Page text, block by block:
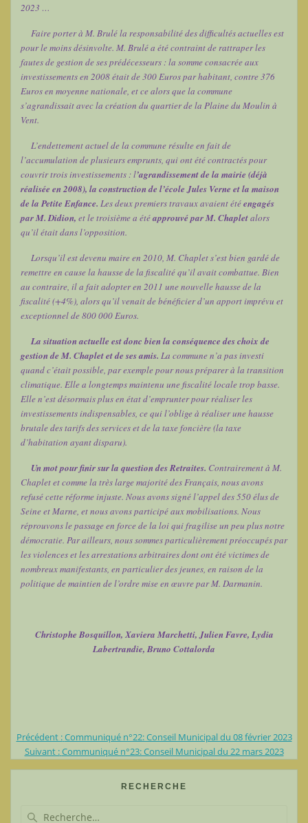
2023 …
Faire porter à M. Brulé la responsabilité des difficultés actuelles est
pour le moins désinvolte. M. Brulé a été contraint de rattraper les
fautes de gestion de ses prédécesseurs : la somme consacrée aux
investissements en 2008 était de 300 Euros par habitant, contre 376
Euros en moyenne nationale, et ce alors que la commune
s’agrandissait avec la création du quartier de la Plaine du Moulin à
Vent.
L’endettement actuel de la commune résulte en fait de
l’accumulation de plusieurs emprunts, qui ont été contractés pour
couvrir trois investissements : l’agrandissement de la mairie (déjà
réalisée en 2008), la construction de l’école Jules Verne et la maison
de la Petite Enfance. Les deux premiers travaux avaient étéengagés
par M. Didion, et le troisième a étéapprouvé par M. Chapletalors
qu’il était dans l’opposition.
Lorsqu’il est devenu maire en 2010, M. Chaplet s’est bien gardé de
remettre en cause la hausse de la fiscalité qu’il avait combattue. Bien
au contraire, il a fait adopter en 2011 une nouvelle hausse de la
fiscalité (+4%), alors qu’il venait de bénéficier d’un apport imprévu et
exceptionnel de 800 000 Euros.
La situation actuelle est donc bien la conséquence des choix de
gestion de M. Chaplet et de ses amis. La commune n’a pas investi
quand c’était possible, par exemple pour nous préparer à la transition
climatique. Elle a longtemps maintenu une fiscalité locale trop basse.
Elle n’est désormais plus en état d’emprunter pour réaliser les
investissements indispensables, ce qui l’oblige à réaliser une hausse
brutale des tarifs des services et de la taxe foncière (la taxe
d’habitation ayant disparu).
Un mot pour finir sur la question des Retraites. Contrairement à M.
Chaplet et comme la très large majorité des Français, nous avons
refusé cette réforme injuste. Nous avons signé l’appel des 550 élus de
Seine et Marne, et nous avons participé aux mobilisations. Nous
réprouvons le passage en force de la loi qui fragilise un peu plus notre
démocratie. Par ailleurs, nous sommes particulièrement préoccupés par
les violences et les arrestations arbitraires dont ont été victimes de
nombreux manifestants, en particulier des jeunes, en raison de la
politique de maintien de l’ordre mise en œuvre par M. Darmanin.
Christophe Bosquillon, Xaviera Marchetti, Julien Favre, Lydia
Labertrandie, Bruno Cottalorda
Navigation
de
Précédent :Article
précédent
Communiqué n°22: Conseil Municipal du 08 février 2023
Suivant :Article
Communiqué n°23: Conseil Municipal du 22 mars 2023
RECHERCHE